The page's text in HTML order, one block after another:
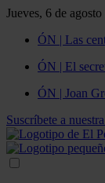
Jueves, 6 de
ÓN | Las
ÓN | El
ÓN | Joan
Suscríbete a